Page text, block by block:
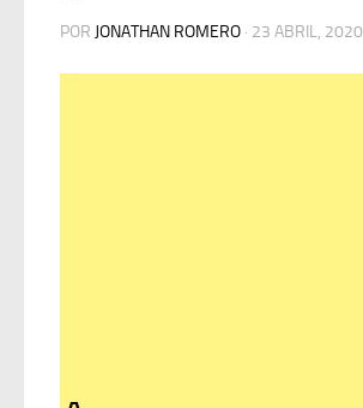
POR JONATHAN ROMERO · 23 ABRIL, 2020